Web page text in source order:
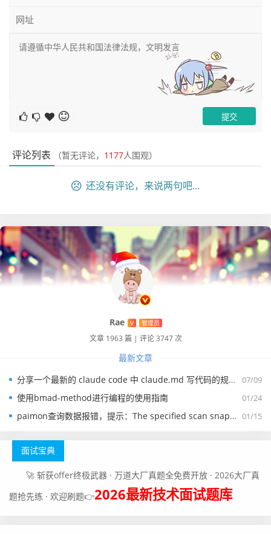
评论列表 （暂无评论， 1177人围观）
还没有评论，来说两句吧...
Rae V 管理员
文章 1963 篇 | 评论 3747 次
最新文章
07/09
分享一个最新的 claude code 中 claude.md 写代码的规约文件
01/24
使用bmad-method进行编程的使用指南
01/15
paimon查询数据报错，提示：The specified scan snapshotId 15845 is out of available snapshotId range [17875, 178
面试宝典
🚀 斩获offer终极武器 · 万道大厂真题全免费开放 · 2026大厂真
题抢先练 · 欢迎刷题👉2026最新技术面试题库